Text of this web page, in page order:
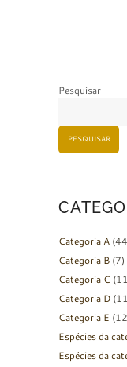
Pesquisar
PESQUISAR
Categoria A
Categoria B (7)
Categoria C
Categoria D
Categoria E
Espécies da
Espécies da